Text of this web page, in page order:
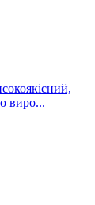
виро...